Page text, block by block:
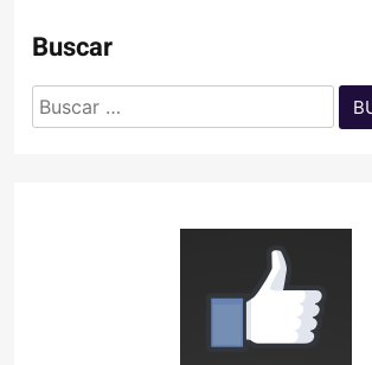
Buscar
Buscar: